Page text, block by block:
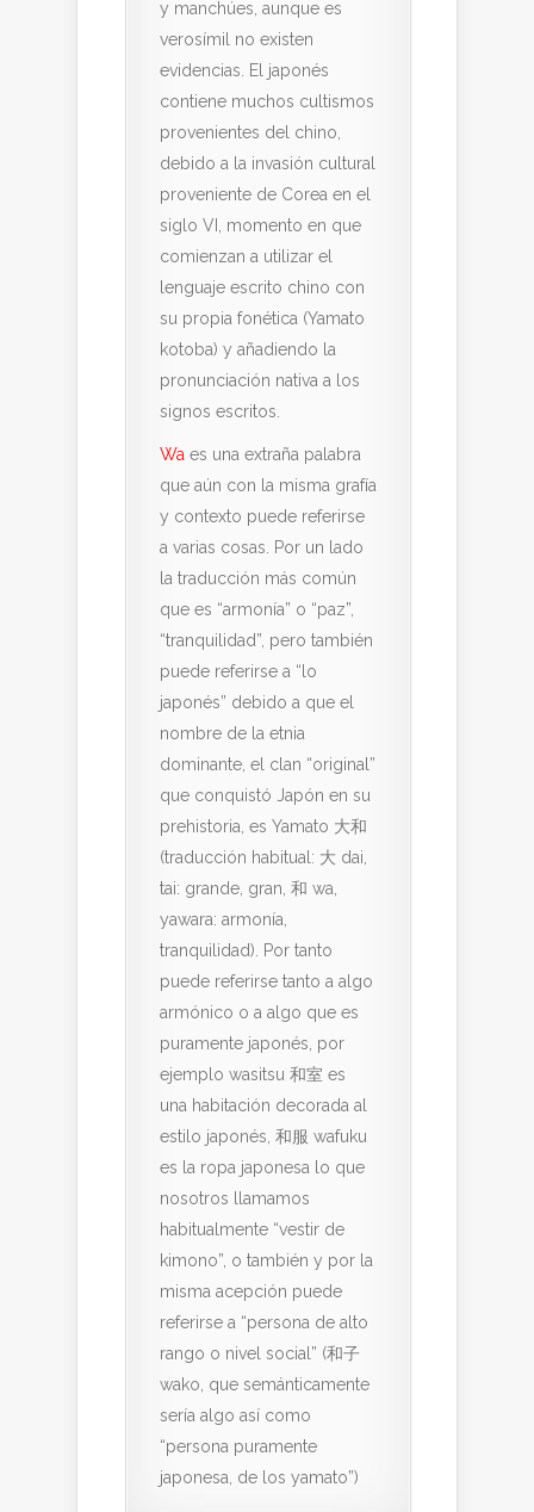
y manchúes, aunque es
verosímil no existen
evidencias. El japonés
contiene muchos cultismos
provenientes del chino,
debido a la invasión cultural
proveniente de Corea en el
siglo VI, momento en que
comienzan a utilizar el
lenguaje escrito chino con
su propia fonética (Yamato
kotoba) y añadiendo la
pronunciación nativa a los
signos escritos.
Wa es una extraña palabra
que aún con la misma grafía
y contexto puede referirse
a varias cosas. Por un lado
la traducción más común
que es “armonía” o “paz”,
“tranquilidad”, pero también
puede referirse a “lo
japonés” debido a que el
nombre de la etnia
dominante, el clan “original”
que conquistó Japón en su
prehistoria, es Yamato 大和
(traducción habitual: 大 dai,
tai: grande, gran, 和 wa,
yawara: armonía,
tranquilidad). Por tanto
puede referirse tanto a algo
armónico o a algo que es
puramente japonés, por
ejemplo wasitsu 和室 es
una habitación decorada al
estilo japonés, 和服 wafuku
es la ropa japonesa lo que
nosotros llamamos
habitualmente “vestir de
kimono”, o también y por la
misma acepción puede
referirse a “persona de alto
rango o nivel social” (和子
wako, que semánticamente
sería algo así como
“persona puramente
japonesa, de los yamato”)